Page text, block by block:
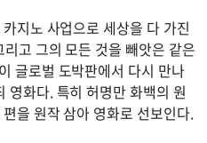
지노 사업으로 세상을 다 가진
고 그의 모든 것을 빼앗은 같은
글로벌 도박판에서 다시 만나
영화다. 특히 허명만 화백의 원
을 원작 삼아 영화로 선보인다.